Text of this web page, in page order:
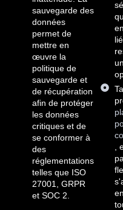
sauvegarde des
données
permet de
mettre en
œuvre la
politique de
sauvegarde et
de récupération
afin de protéger
les données
critiques et de
se conformer à
des
réglementations
telles que ISO
27001, GRPR
et SOC 2.
,